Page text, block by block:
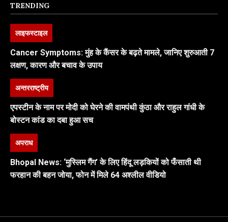
TRENDING
लाइफस्टाइल
Cancer Symptoms: मुंह के कैंसर के बढ़ते मामले, जानिए शुरुआती 7
लक्षण, कारण और बचाव के उपाय
अन्तरराष्ट्रीय
एपस्टीन के नाम पर मोदी को घेरने की वामपंथी कुंठा और राहुल गांधी के
बोस्टन कांड का दबा हुआ सच
अपराध
Bhopal News: ‘मुस्लिम गैंग’ के लिए हिंदू लड़कियों को फँसाती थी
फरहान की बहन जोया, फोन में मिले 64 अश्लील वीडियो